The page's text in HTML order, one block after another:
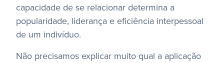
capacidade de se relacionar determina a
popularidade, liderança e eficiência interpessoal
de um indivíduo.
Não precisamos explicar muito qual a aplicação